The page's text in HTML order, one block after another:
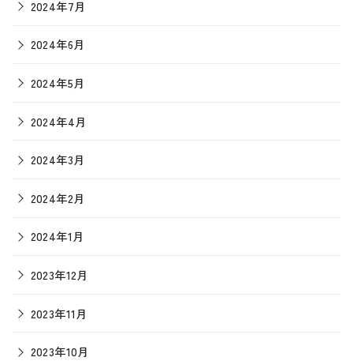
2024年7月
2024年6月
2024年5月
2024年4月
2024年3月
2024年2月
2024年1月
2023年12月
2023年11月
2023年10月